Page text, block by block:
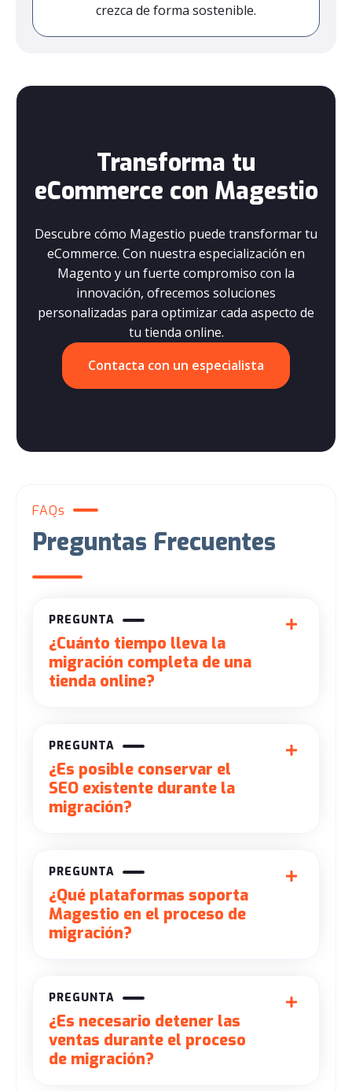
crezca de forma sostenible.
Transforma tu
eCommerce con Magestio
Descubre cómo Magestio puede transformar tu
eCommerce. Con nuestra especialización en
Magento y un fuerte compromiso con la
innovación, ofrecemos soluciones
personalizadas para optimizar cada aspecto de
tu tienda online.
Contacta con un especialista
FAQs
Preguntas Frecuentes
PREGUNTA
¿Cuánto tiempo lleva la
migración completa de una
tienda online?
PREGUNTA
¿Es posible conservar el
SEO existente durante la
migración?
PREGUNTA
¿Qué plataformas soporta
Magestio en el proceso de
migración?
PREGUNTA
¿Es necesario detener las
ventas durante el proceso
de migración?